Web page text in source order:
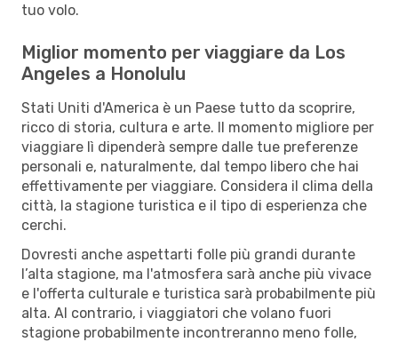
tuo volo.
Miglior momento per viaggiare da Los
Angeles a Honolulu
Stati Uniti d'America è un Paese tutto da scoprire,
ricco di storia, cultura e arte. Il momento migliore per
viaggiare lì dipenderà sempre dalle tue preferenze
personali e, naturalmente, dal tempo libero che hai
effettivamente per viaggiare. Considera il clima della
città, la stagione turistica e il tipo di esperienza che
cerchi.
Dovresti anche aspettarti folle più grandi durante
l’alta stagione, ma l'atmosfera sarà anche più vivace
e l'offerta culturale e turistica sarà probabilmente più
alta. Al contrario, i viaggiatori che volano fuori
stagione probabilmente incontreranno meno folle,